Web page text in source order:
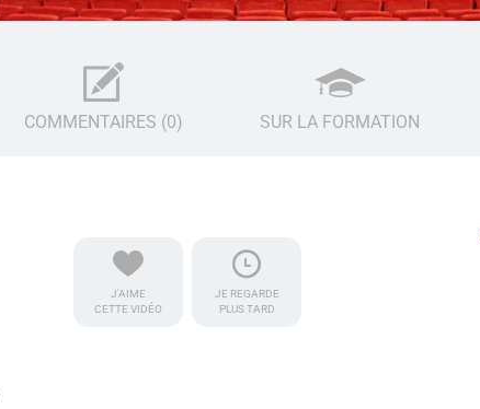
COMMENTAIRES (0) SUR LA FORMATION
J'AIME
CETTE VIDÉO
JE REGARDE
PLUS TARD